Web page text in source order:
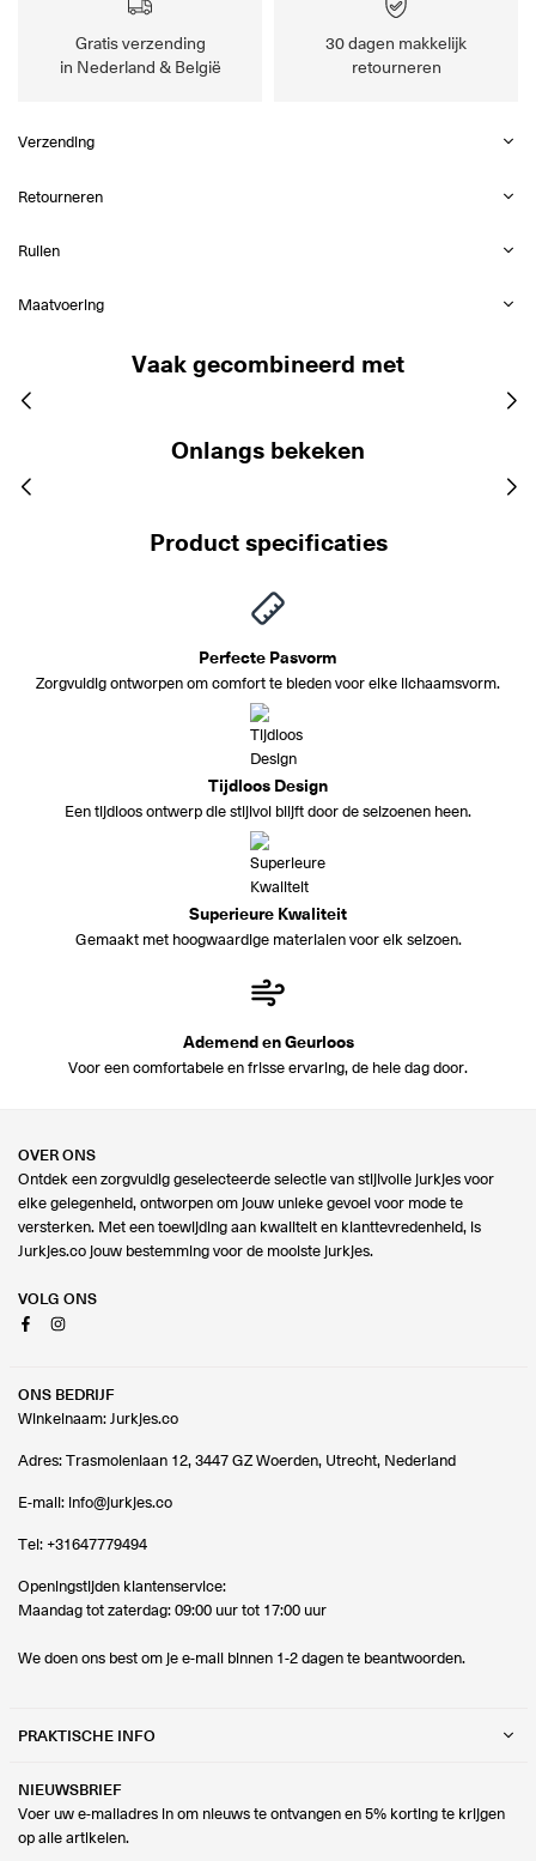
Gratis verzending
in Nederland & België
30 dagen makkelijk
retourneren
Verzending
Retourneren
Ruilen
Maatvoering
Vaak gecombineerd met
Onlangs bekeken
Product specificaties
Perfecte Pasvorm
Zorgvuldig ontworpen om comfort te bieden voor elke lichaamsvorm.
Tijdloos Design
Een tijdloos ontwerp die stijlvol blijft door de seizoenen heen.
Superieure Kwaliteit
Gemaakt met hoogwaardige materialen voor elk seizoen.
Ademend en Geurloos
Voor een comfortabele en frisse ervaring, de hele dag door.
OVER ONS
Ontdek een zorgvuldig geselecteerde selectie van stijlvolle jurkjes voor
elke gelegenheid, ontworpen om jouw unieke gevoel voor mode te
versterken. Met een toewijding aan kwaliteit en klanttevredenheid, is
Jurkjes.co jouw bestemming voor de mooiste jurkjes.
VOLG ONS
FacebookInstagram
ONS BEDRIJF
Winkelnaam: Jurkjes.co
Adres: Trasmolenlaan 12, 3447 GZ Woerden, Utrecht, Nederland
E-mail: info@jurkjes.co
Tel: +31647779494
Openingstijden klantenservice:
Maandag tot zaterdag: 09:00 uur tot 17:00 uur
We doen ons best om je e-mail binnen 1-2 dagen te beantwoorden.
PRAKTISCHE INFO
NIEUWSBRIEF
Voer uw e-mailadres in om nieuws te ontvangen en 5% korting te krijgen
op alle artikelen.